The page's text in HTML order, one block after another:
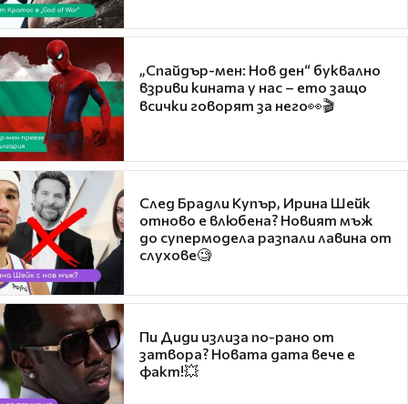
„Спайдър-мен: Нов ден“ буквално
взриви кината у нас – ето защо
всички говорят за него👀🎬
След Брадли Купър, Ирина Шейк
отново е влюбена? Новият мъж
до супермодела разпали лавина от
слухове🧐
Пи Диди излиза по-рано от
затвора? Новата дата вече е
факт!💥